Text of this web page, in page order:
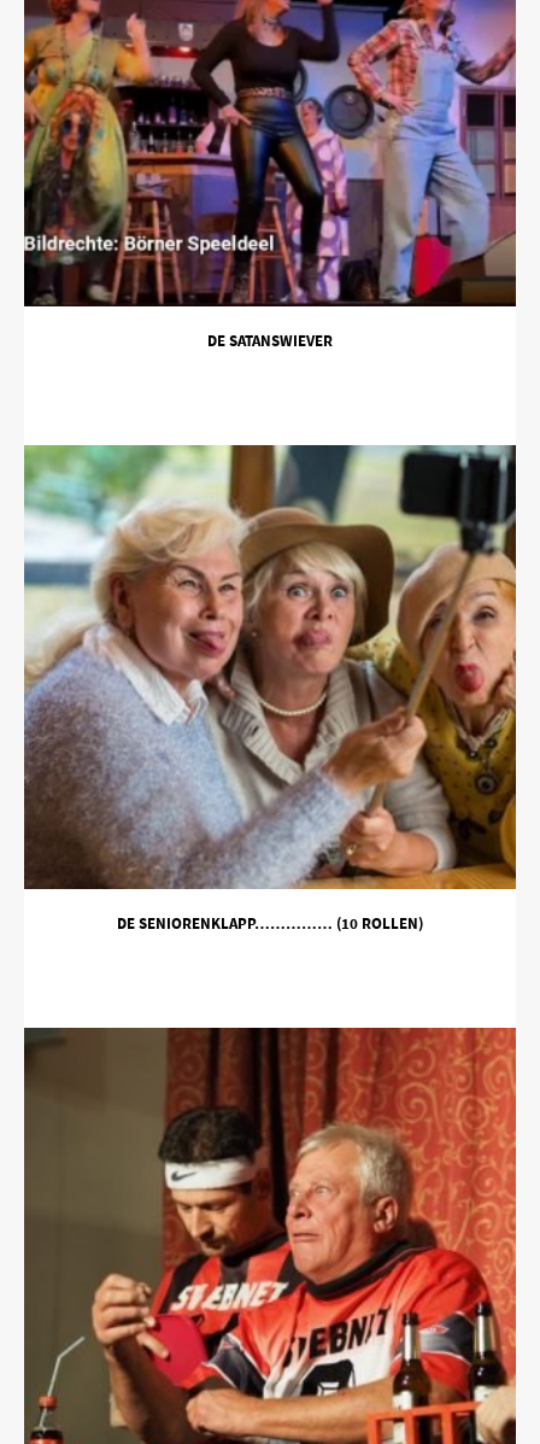
DE SATANSWIEVER
DE SENIORENKLAPP…………… (10 ROLLEN)